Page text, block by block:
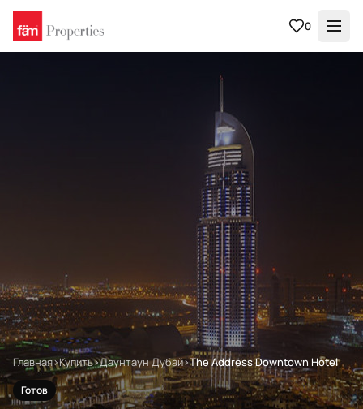
0
Главная›Купить›Даунтаун Дубай›The Address Downtown Hotel
Готов